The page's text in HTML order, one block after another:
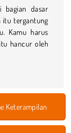
bagian dasar
itu tergantung
Kamu harus
hancur oleh
Keterampilan